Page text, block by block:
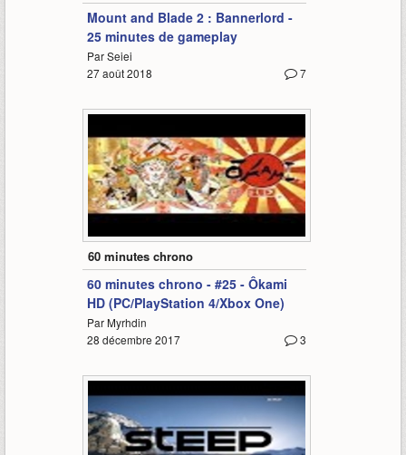
Mount and Blade 2 : Bannerlord -
25 minutes de gameplay
Par Seiei
7
27 août 2018
60 minutes chrono
60 minutes chrono - #25 - Ôkami
HD (PC/PlayStation 4/Xbox One)
Par Myrhdin
3
28 décembre 2017